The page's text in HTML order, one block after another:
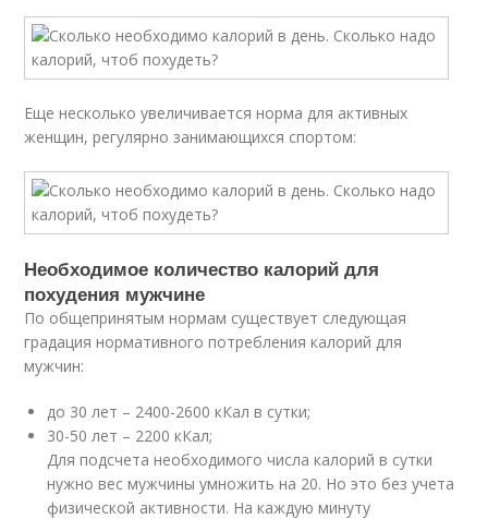
Еще несколько увеличивается норма для активных
женщин, регулярно занимающихся спортом:
Необходимое количество калорий для
похудения мужчине
По общепринятым нормам существует следующая
градация нормативного потребления калорий для
мужчин:
до 30 лет – 2400-2600 кКал в сутки;
30-50 лет – 2200 кКал;
Для подсчета необходимого числа калорий в сутки
нужно вес мужчины умножить на 20. Но это без учета
физической активности. На каждую минуту